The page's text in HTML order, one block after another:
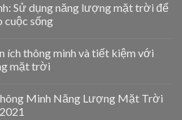
Sử dụng năng lượng mặt trời để
cuộc sống
ích thông minh và tiết kiệm với
mặt trời
Minh Năng Lượng Mặt Trời